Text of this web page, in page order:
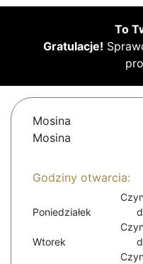
To
Gratulacje!
Mosina
Mosina
Godziny otwarcia:
Poniedziałek
Wtorek